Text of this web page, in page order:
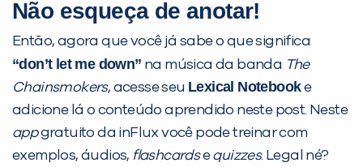
Não esqueça de anotar!
Então, agora que você já sabe o que significa
“don’t let me down” na música da banda The
Chainsmokers, acesse seu Lexical Notebooke
adicione lá o conteúdo aprendido neste post. Neste
appgratuito da inFlux você pode treinar com
exemplos, áudios, flashcardsequizzes. Legal né?